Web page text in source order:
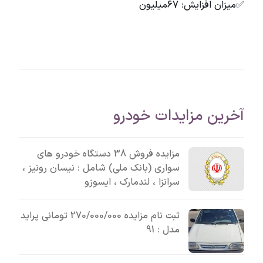
✅میزان افزایش: 67میلیون
آخرین مزایدات خودرو
مزایده فروش 38 دستگاه خودرو های
سواری (بانک ملی) شامل : نیسان رونیز ،
سرانزا ، لندمارک ، ایسوزو
ثبت نام مزایده 270/000/000 تومانی پراید
مدل : 91